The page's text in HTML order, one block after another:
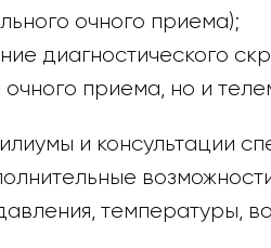
очного приема);
диагностического
очного приема, но и
и консультации
температуры,